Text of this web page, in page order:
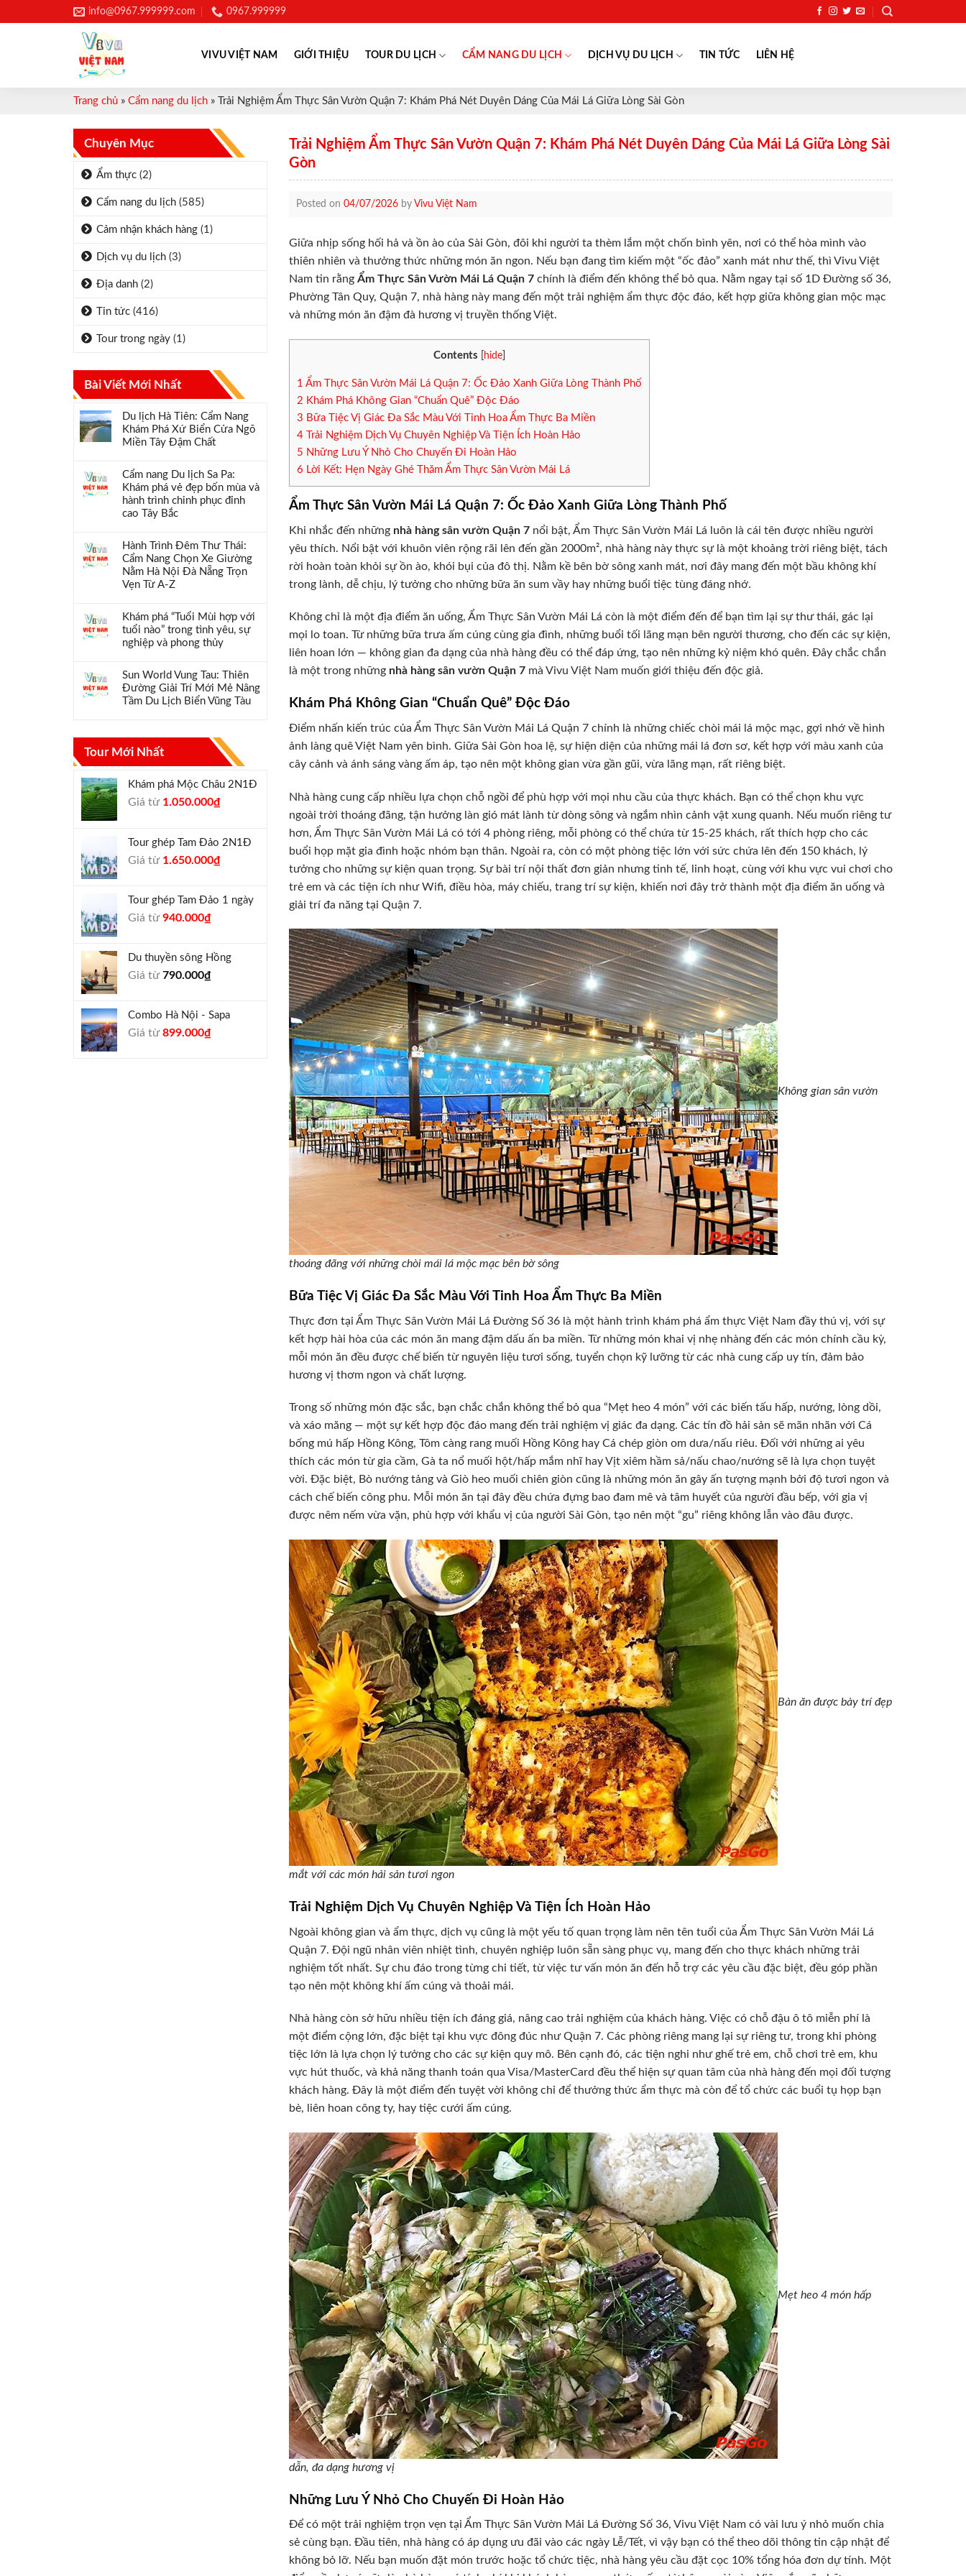
to
info@0967.999999.com 0967.999999
VIVU VIỆT NAM GIỚI THIỆU TOUR DU LỊCH CẨM NANG DU LỊCH DỊCH VỤ DU LỊCH TIN TỨC LIÊN HỆ
Trang chủ » Cẩm nang du lịch » Trải Nghiệm Ẩm Thực Sân Vườn Quận 7: Khám Phá Nét Duyên Dáng Của Mái Lá Giữa Lòng Sài Gòn
Chuyên Mục
Ẩm thực (2)
Cẩm nang du lịch (585)
Cảm nhận khách hàng (1)
Dịch vụ du lịch (3)
Địa danh (2)
Tin tức (416)
Tour trong ngày (1)
Bài Viết Mới Nhất
Du lịch Hà Tiên: Cẩm Nang
Khám Phá Xứ Biển Cửa Ngõ
Miền Tây Đậm Chất
Cẩm nang Du lịch Sa Pa:
Khám phá vẻ đẹp bốn mùa và
hành trình chinh phục đỉnh
cao Tây Bắc
Hành Trình Đêm Thư Thái:
Cẩm Nang Chọn Xe Giường
Nằm Hà Nội Đà Nẵng Trọn
Vẹn Từ A-Z
Khám phá “Tuổi Mùi hợp với
tuổi nào” trong tình yêu, sự
nghiệp và phong thủy
Sun World Vung Tau: Thiên
Đường Giải Trí Mới Mẻ Nâng
Tầm Du Lịch Biển Vũng Tàu
Tour Mới Nhất
Khám phá Mộc Châu 2N1Đ
Giá từ Giá
1.300.000₫.
1.050.000₫Giá
là:
Tour ghép Tam Đảo 2N1Đ
Giá từ Giá
1.800.000₫.
1.650.000₫Giá
là:
Tour ghép Tam Đảo 1 ngày
Giá từGiá
1.000.000₫.
940.000₫Giá
là:
Du thuyền sông Hồng
Giá từ790.000₫
Combo Hà Nội - Sapa
Giá từGiá
899.000₫Giá
Trải Nghiệm Ẩm Thực Sân Vườn Quận 7: Khám Phá Nét Duyên Dáng Của Mái Lá Giữa Lòng Sài
Gòn
Posted on 04/07/2026 by Vivu Việt Nam
Giữa nhịp sống hối hả và ồn ào của Sài Gòn, đôi khi người ta thèm lắm một chốn bình yên, nơi có thể hòa mình vào
thiên nhiên và thưởng thức những món ăn ngon. Nếu bạn đang tìm kiếm một “ốc đảo” xanh mát như thế, thì Vivu Việt
Nam tin rằng Ẩm Thực Sân Vườn Mái Lá Quận 7 chính là điểm đến không thể bỏ qua. Nằm ngay tại số 1D Đường số 36,
Phường Tân Quy, Quận 7, nhà hàng này mang đến một trải nghiệm ẩm thực độc đáo, kết hợp giữa không gian mộc mạc
và những món ăn đậm đà hương vị truyền thống Việt.
Contents hide
1 Ẩm Thực Sân Vườn Mái Lá Quận 7: Ốc Đảo Xanh Giữa Lòng Thành Phố
2 Khám Phá Không Gian “Chuẩn Quê” Độc Đáo
3 Bữa Tiệc Vị Giác Đa Sắc Màu Với Tinh Hoa Ẩm Thực Ba Miền
4 Trải Nghiệm Dịch Vụ Chuyên Nghiệp Và Tiện Ích Hoàn Hảo
5 Những Lưu Ý Nhỏ Cho Chuyến Đi Hoàn Hảo
6 Lời Kết: Hẹn Ngày Ghé Thăm Ẩm Thực Sân Vườn Mái Lá
Ẩm Thực Sân Vườn Mái Lá Quận 7: Ốc Đảo Xanh Giữa Lòng Thành Phố
Khi nhắc đến những nhà hàng sân vườn Quận 7 nổi bật, Ẩm Thực Sân Vườn Mái Lá luôn là cái tên được nhiều người
yêu thích. Nổi bật với khuôn viên rộng rãi lên đến gần 2000m², nhà hàng này thực sự là một khoảng trời riêng biệt, tách
rời hoàn toàn khỏi sự ồn ào, khói bụi của đô thị. Nằm kề bên bờ sông xanh mát, nơi đây mang đến một bầu không khí
trong lành, dễ chịu, lý tưởng cho những bữa ăn sum vầy hay những buổi tiệc tùng đáng nhớ.
Không chỉ là một địa điểm ăn uống, Ẩm Thực Sân Vườn Mái Lá còn là một điểm đến để bạn tìm lại sự thư thái, gác lại
mọi lo toan. Từ những bữa trưa ấm cúng cùng gia đình, những buổi tối lãng mạn bên người thương, cho đến các sự kiện,
liên hoan lớn — không gian đa dạng của nhà hàng đều có thể đáp ứng, tạo nên những kỷ niệm khó quên. Đây chắc chắn
là một trong những nhà hàng sân vườn Quận 7 mà Vivu Việt Nam muốn giới thiệu đến độc giả.
Khám Phá Không Gian “Chuẩn Quê” Độc Đáo
Điểm nhấn kiến trúc của Ẩm Thực Sân Vườn Mái Lá Quận 7 chính là những chiếc chòi mái lá mộc mạc, gợi nhớ về hình
ảnh làng quê Việt Nam yên bình. Giữa Sài Gòn hoa lệ, sự hiện diện của những mái lá đơn sơ, kết hợp với màu xanh của
cây cảnh và ánh sáng vàng ấm áp, tạo nên một không gian vừa gần gũi, vừa lãng mạn, rất riêng biệt.
Nhà hàng cung cấp nhiều lựa chọn chỗ ngồi để phù hợp với mọi nhu cầu của thực khách. Bạn có thể chọn khu vực
ngoài trời thoáng đãng, tận hưởng làn gió mát lành từ dòng sông và ngắm nhìn cảnh vật xung quanh. Nếu muốn riêng tư
hơn, Ẩm Thực Sân Vườn Mái Lá có tới 4 phòng riêng, mỗi phòng có thể chứa từ 15-25 khách, rất thích hợp cho các
buổi họp mặt gia đình hoặc nhóm bạn thân. Ngoài ra, còn có một phòng tiệc lớn với sức chứa lên đến 150 khách, lý
tưởng cho những sự kiện quan trọng. Sự bài trí nội thất đơn giản nhưng tinh tế, linh hoạt, cùng với khu vực vui chơi cho
trẻ em và các tiện ích như Wifi, điều hòa, máy chiếu, trang trí sự kiện, khiến nơi đây trở thành một địa điểm ăn uống và
giải trí đa năng tại Quận 7.
Không gian sân vườn
thoáng đãng với những chòi mái lá mộc mạc bên bờ sông
Bữa Tiệc Vị Giác Đa Sắc Màu Với Tinh Hoa Ẩm Thực Ba Miền
Thực đơn tại Ẩm Thực Sân Vườn Mái Lá Đường Số 36 là một hành trình khám phá ẩm thực Việt Nam đầy thú vị, với sự
kết hợp hài hòa của các món ăn mang đậm dấu ấn ba miền. Từ những món khai vị nhẹ nhàng đến các món chính cầu kỳ,
mỗi món ăn đều được chế biến từ nguyên liệu tươi sống, tuyển chọn kỹ lưỡng từ các nhà cung cấp uy tín, đảm bảo
hương vị thơm ngon và chất lượng.
Trong số những món đặc sắc, bạn chắc chắn không thể bỏ qua “Mẹt heo 4 món” với các biến tấu hấp, nướng, lòng dồi,
và xáo măng — một sự kết hợp độc đáo mang đến trải nghiệm vị giác đa dạng. Các tín đồ hải sản sẽ mãn nhãn với Cá
bống mú hấp Hồng Kông, Tôm càng rang muối Hồng Kông hay Cá chép giòn om dưa/nấu riêu. Đối với những ai yêu
thích các món từ gia cầm, Gà ta nổ muối hột/hấp mắm nhĩ hay Vịt xiêm hầm sả/nấu chao/nướng sẽ là lựa chọn tuyệt
vời. Đặc biệt, Bò nướng tảng và Giò heo muối chiên giòn cũng là những món ăn gây ấn tượng mạnh bởi độ tươi ngon và
cách chế biến công phu. Mỗi món ăn tại đây đều chứa đựng bao đam mê và tâm huyết của người đầu bếp, với gia vị
được nêm nếm vừa vặn, phù hợp với khẩu vị của người Sài Gòn, tạo nên một “gu” riêng không lẫn vào đâu được.
Bàn ăn được bày trí đẹp
mắt với các món hải sản tươi ngon
Trải Nghiệm Dịch Vụ Chuyên Nghiệp Và Tiện Ích Hoàn Hảo
Ngoài không gian và ẩm thực, dịch vụ cũng là một yếu tố quan trọng làm nên tên tuổi của Ẩm Thực Sân Vườn Mái Lá
Quận 7. Đội ngũ nhân viên nhiệt tình, chuyên nghiệp luôn sẵn sàng phục vụ, mang đến cho thực khách những trải
nghiệm tốt nhất. Sự chu đáo trong từng chi tiết, từ việc tư vấn món ăn đến hỗ trợ các yêu cầu đặc biệt, đều góp phần
tạo nên một không khí ấm cúng và thoải mái.
Nhà hàng còn sở hữu nhiều tiện ích đáng giá, nâng cao trải nghiệm của khách hàng. Việc có chỗ đậu ô tô miễn phí là
một điểm cộng lớn, đặc biệt tại khu vực đông đúc như Quận 7. Các phòng riêng mang lại sự riêng tư, trong khi phòng
tiệc lớn là lựa chọn lý tưởng cho các sự kiện quy mô. Bên cạnh đó, các tiện nghi như ghế trẻ em, chỗ chơi trẻ em, khu
vực hút thuốc, và khả năng thanh toán qua Visa/MasterCard đều thể hiện sự quan tâm của nhà hàng đến mọi đối tượng
khách hàng. Đây là một điểm đến tuyệt vời không chỉ để thưởng thức ẩm thực mà còn để tổ chức các buổi tụ họp bạn
bè, liên hoan công ty, hay tiệc cưới ấm cúng.
Mẹt heo 4 món hấp
dẫn, đa dạng hương vị
Những Lưu Ý Nhỏ Cho Chuyến Đi Hoàn Hảo
Để có một trải nghiệm trọn vẹn tại Ẩm Thực Sân Vườn Mái Lá Đường Số 36, Vivu Việt Nam có vài lưu ý nhỏ muốn chia
sẻ cùng bạn. Đầu tiên, nhà hàng có áp dụng ưu đãi vào các ngày Lễ/Tết, vì vậy bạn có thể theo dõi thông tin cập nhật để
không bỏ lỡ. Nếu bạn muốn đặt món trước hoặc tổ chức tiệc, nhà hàng yêu cầu đặt cọc 10% tổng hóa đơn dự tính. Một